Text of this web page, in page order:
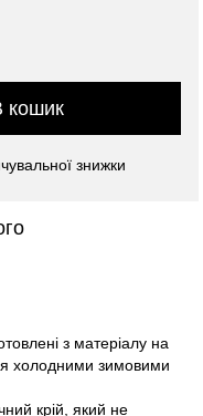
кошик
знижки
з матеріалу на
холодними зимовими
крій, який не